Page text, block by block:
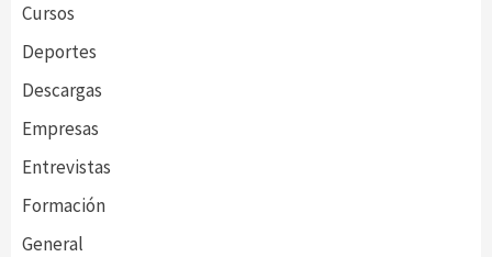
Cursos
Deportes
Descargas
Empresas
Entrevistas
Formación
General